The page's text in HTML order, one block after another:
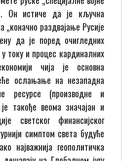
Он истиче да је кључна
„коначно раздвајање Русије
да је поред очигледних
току и процес кардиналних
чија је основна
ослањање на незападна
ресурсе (производне и
такође веома значајан и
светског финансијског
симптом света будуће
најважнија геополитичка